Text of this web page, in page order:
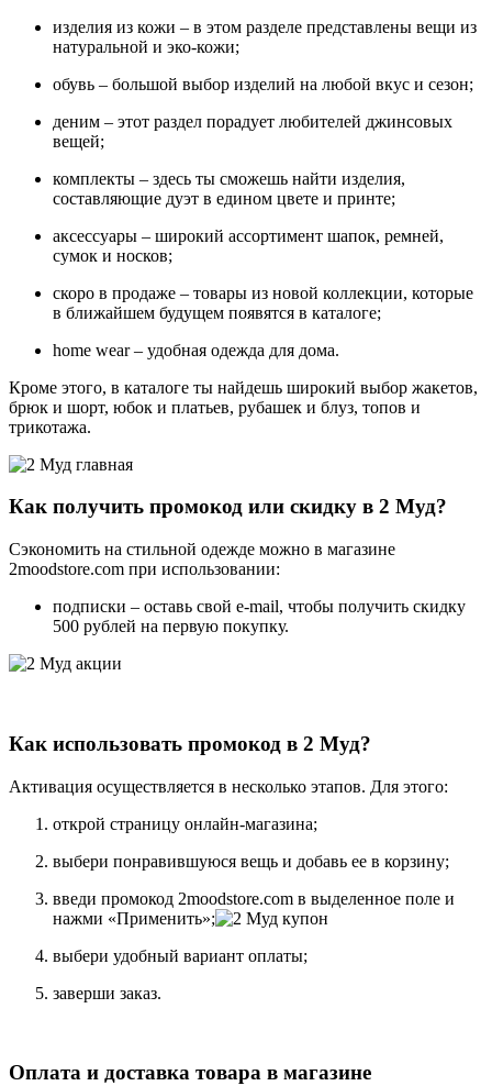
изделия из кожи – в этом разделе представлены вещи из
натуральной и эко-кожи;
обувь – большой выбор изделий на любой вкус и сезон;
деним – этот раздел порадует любителей джинсовых
вещей;
комплекты – здесь ты сможешь найти изделия,
составляющие дуэт в едином цвете и принте;
аксессуары – широкий ассортимент шапок, ремней,
сумок и носков;
скоро в продаже – товары из новой коллекции, которые
в ближайшем будущем появятся в каталоге;
home wear – удобная одежда для дома.
Кроме этого, в каталоге ты найдешь широкий выбор жакетов,
брюк и шорт, юбок и платьев, рубашек и блуз, топов и
трикотажа.
Как получить промокод или скидку в 2 Муд?
Сэкономить на стильной одежде можно в магазине
2moodstore.com при использовании:
подписки – оставь свой e-mail, чтобы получить скидку
500 рублей на первую покупку.
Как использовать промокод в 2 Муд?
Активация осуществляется в несколько этапов. Для этого:
открой страницу онлайн-магазина;
выбери понравившуюся вещь и добавь ее в корзину;
введи промокод 2moodstore.com в выделенное поле и
нажми «Применить»;
выбери удобный вариант оплаты;
заверши заказ.
Оплата и доставка товара в магазине